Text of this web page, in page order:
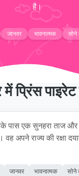
है।
जानवर भावनात्मक
प्रिंस पाइरेट
पास एक सुनहरा ताज
अपने राज्य की रक्षा
जानवर भावनात्मक
सोने